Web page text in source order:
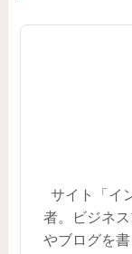
サイト「イ
者。ビジネ
やブログを